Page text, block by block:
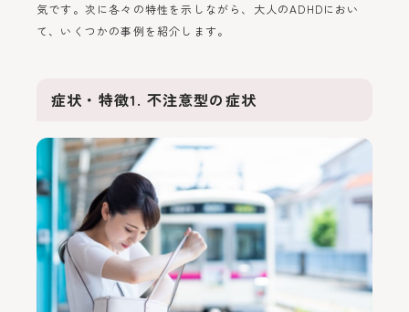
気です。次に各々の特性を示しながら、大人のADHDにおい
て、いくつかの事例を紹介します。
症状・特徴1. 不注意型の症状